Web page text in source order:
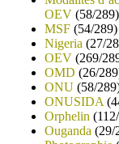
OEV (58/289)
MSF (54/289)
Nigeria (27/
OEV (269/
OMD (26/
ONU (58/
ONUSIDA
Orphelin
Ouganda (29/